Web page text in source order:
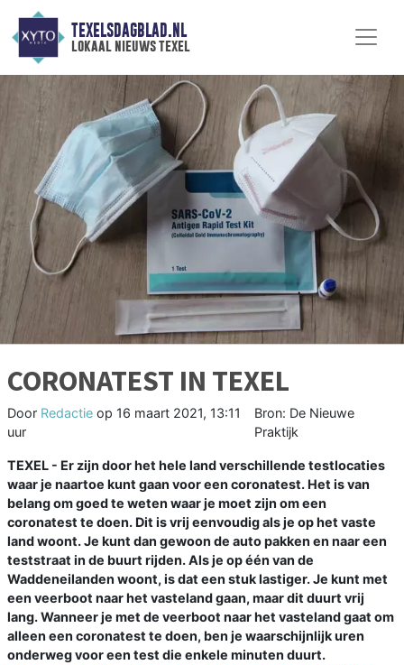
TEXELSDAGBLAD.NL
lokaal nieuws texel
CORONATEST IN TEXEL
Door Redactie op 16 maart 2021, 13:11
uur
Bron: De Nieuwe
Praktijk
TEXEL - Er zijn door het hele land verschillende testlocaties
waar je naartoe kunt gaan voor een coronatest. Het is van
belang om goed te weten waar je moet zijn om een
coronatest te doen. Dit is vrij eenvoudig als je op het vaste
land woont. Je kunt dan gewoon de auto pakken en naar een
teststraat in de buurt rijden. Als je op één van de
Waddeneilanden woont, is dat een stuk lastiger. Je kunt met
een veerboot naar het vasteland gaan, maar dit duurt vrij
lang. Wanneer je met de veerboot naar het vasteland gaat om
alleen een coronatest te doen, ben je waarschijnlijk uren
onderweg voor een test die enkele minuten duurt.